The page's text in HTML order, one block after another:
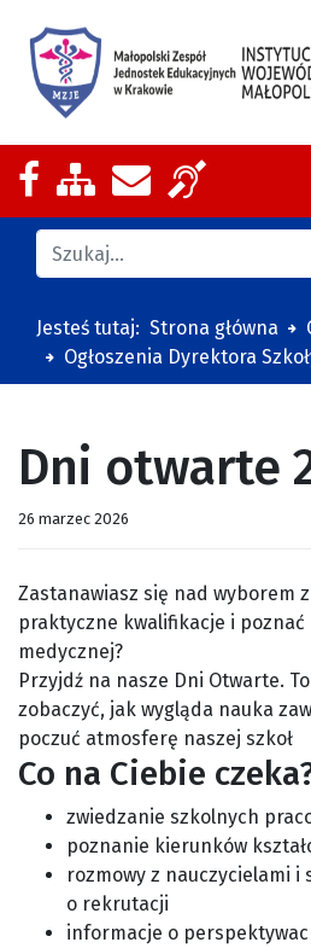
Nasza strona na Facebooku
Zobacz mapę strony
Wyślij emailZakres
Jesteś tutaj: Strona główna
Ogłoszenia Dyrektora
Znajdź na stronie
Dni otwarte
26 marzec 2026
Zastanawiasz się nad wyborem
praktyczne kwalifikacje i
medycznej?
Przyjdź na nasze Dni Otwarte.
zobaczyć, jak wygląda nauka
poczuć atmosferę naszej szkoł
Co na Ciebie
zwiedzanie szkolnych
poznanie kierunków
rozmowy z nauczycielami i
o rekrutacji
informacje o